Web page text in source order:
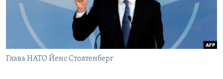
ПОБЕДИТЕЛЕЙ НЕ СУДЯТ?
КРЫМ.НЕПОКОРЕННЫЙ
ELIFBE
УКРАИНСКАЯ ПРОБЛЕМА КРЫМА
ПРИСОЕДИНЯЙТЕСЬ!
Глава НАТО Йенс Столтенберг